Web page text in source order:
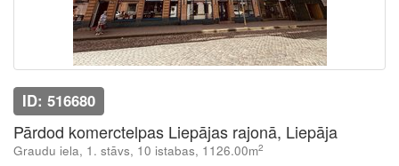
ID: 516680
Pārdod komerctelpas Liepājas rajonā, Liepāja
Graudu iela, 1. stāvs, 10 istabas, 1126.00m2